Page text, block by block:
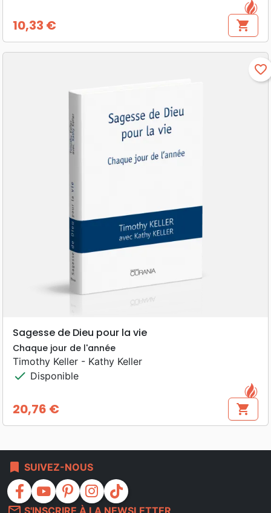
Prix
10,33 € shopping_cart
favorite_border
Sagesse de Dieu pour la vie
Chaque jour de l'année
Timothy Keller - Kathy Keller
check Disponible
Prix
20,76 € shopping_cart
bookmark SUIVEZ-NOUS
facebook youtube pinterest instagram
tiktok
S'INSCRIRE À LA NEWSLETTER